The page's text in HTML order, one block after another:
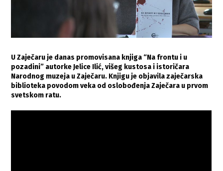
U Zaječaru je danas promovisana knjiga “Na frontu i u
pozadini” autorke Jelice Ilić, višeg kustosa i istoričara
Narodnog muzeja u Zaječaru. Knjigu je objavila zaječarska
biblioteka povodom veka od oslobođenja Zaječara u prvom
svetskom ratu.